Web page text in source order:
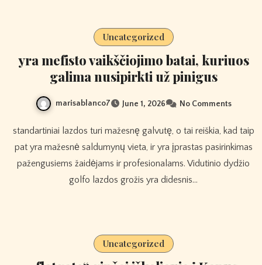
Uncategorized
yra mefisto vaikščiojimo batai, kuriuos
galima nusipirkti už pinigus
marisablanco7 June 1, 2026 No Comments
standartiniai lazdos turi mažesnę galvutę, o tai reiškia, kad taip
pat yra mažesnė saldumynų vieta, ir yra įprastas pasirinkimas
pažengusiems žaidėjams ir profesionalams. Vidutinio dydžio
golfo lazdos grožis yra didesnis…
Uncategorized